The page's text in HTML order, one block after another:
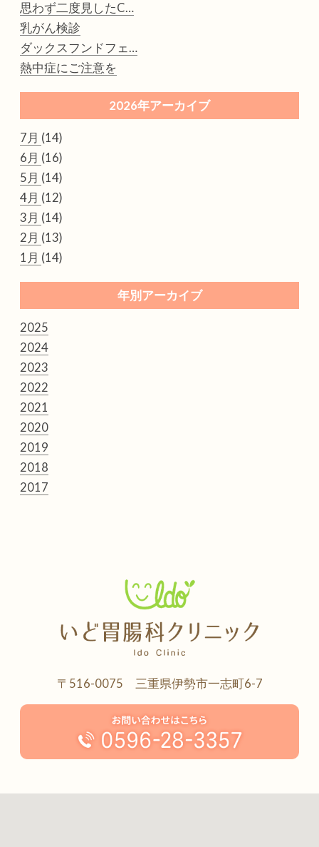
思わず二度見したC…
乳がん検診
ダックスフンドフェ…
熱中症にご注意を
2026年アーカイブ
7月 (14)
6月 (16)
5月 (14)
4月 (12)
3月 (14)
2月 (13)
1月 (14)
年別アーカイブ
2025
2024
2023
2022
2021
2020
2019
2018
2017
〒516-0075 三重県伊勢市一志町6-7